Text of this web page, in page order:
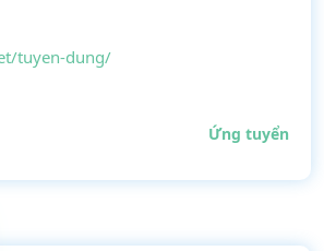
tuyen-dung/
Ứng tuyển